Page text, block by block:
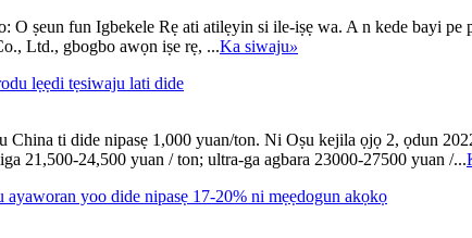
O ṣeun fun Igbekele Rẹ ati atilẹyin si ile-iṣẹ wa. A n kede bayi
Ltd., gbogbo awọn iṣe rẹ, ...Ka siwaju»
lẹẹdi tẹsiwaju lati dide
China ti dide nipasẹ 1,000 yuan/ton. Ni Oṣu kejila ọjọ 2, ọdun
21,500-24,500 yuan / ton; ultra-ga agbara 23000-27500 yuan /...
yoo dide nipasẹ 17-20% ni mẹẹdogun akọkọ